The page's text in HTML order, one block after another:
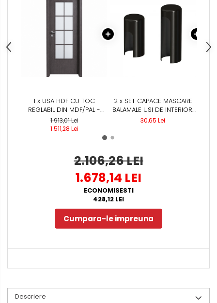
1 x USA HDF CU TOC
REGLABIL DIN MDF/PAL -
COLECTIA VINTAGE 5.4 -
CULOARE STEJAR
1.913,01 Lei
1.511,28 Lei
2 x SET CAPACE MASCARE
BALAMALE USI DE INTERIOR,
NEGRU
30,65 Lei
2.106,26 LEI
1.678,14 LEI
ECONOMISESTI
428,12 LEI
Cumpara-le impreuna
Descriere